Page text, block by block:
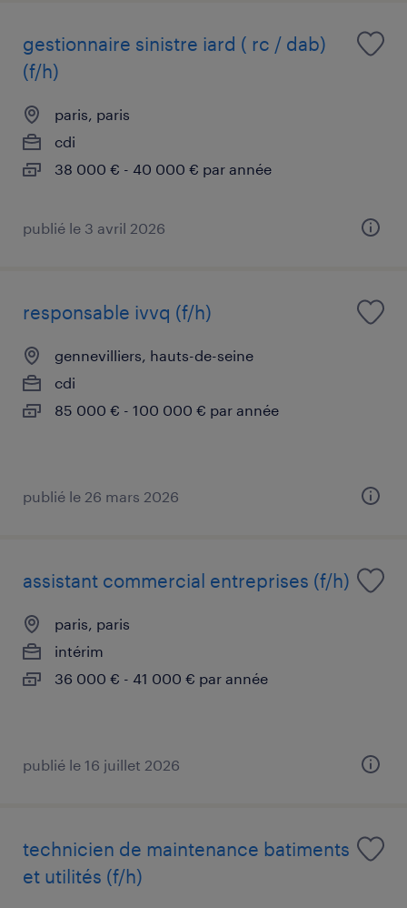
gestionnaire sinistre iard ( rc / dab)
(f/h)
paris, paris
cdi
38 000 € - 40 000 € par année
publié le 3 avril 2026
responsable ivvq (f/h)
gennevilliers, hauts-de-seine
cdi
85 000 € - 100 000 € par année
publié le 26 mars 2026
assistant commercial entreprises (f/h)
paris, paris
intérim
36 000 € - 41 000 € par année
publié le 16 juillet 2026
technicien de maintenance batiments
et utilités (f/h)